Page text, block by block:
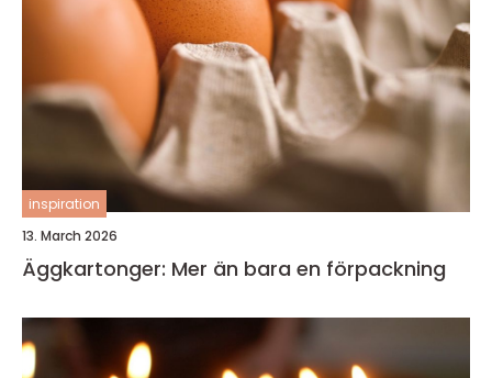
inspiration
13. March 2026
Äggkartonger: Mer än bara en förpackning